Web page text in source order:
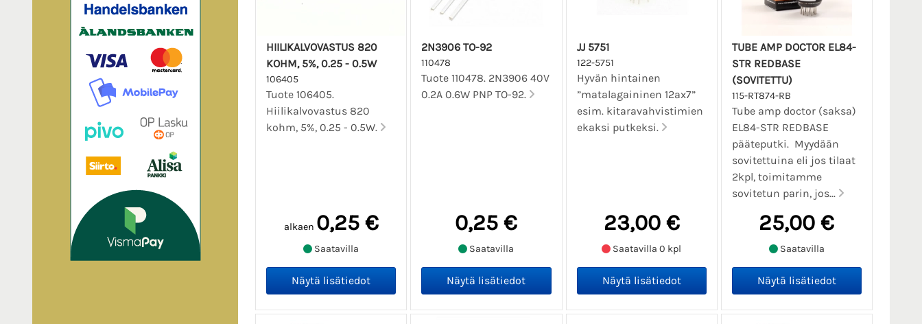
HIILIKALVOVASTUS 820
KOHM, 5%, 0.25 - 0.5W
106405
Tuote 106405.
Hiilikalvovastus 820
kohm, 5%, 0.25 - 0.5W.
alkaen 0,25 €
Saatavilla
2N3906 TO-92
110478
Tuote 110478. 2N3906 40V
0.2A 0.6W PNP TO-92.
0,25 €
Saatavilla
JJ 5751
122-5751
Hyvän hintainen
”matalagaininen 12ax7”
esim. kitaravahvistimien
ekaksi putkeksi.
23,00 €
Saatavilla 0 kpl
TUBE AMP DOCTOR EL84-
STR REDBASE
(SOVITETTU)
115-RT874-RB
Tube amp doctor (saksa)
EL84-STR REDBASE
pääteputki. Myydään
sovitettuina eli jos tilaat
2kpl, toimitamme
sovitetun parin, jos...
25,00 €
Saatavilla